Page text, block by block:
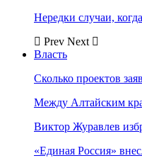
Нередки случаи,
Prev Next
Власть
Сколько проектов
Между Алтайским
Виктор Журавлев
«Единая Россия»